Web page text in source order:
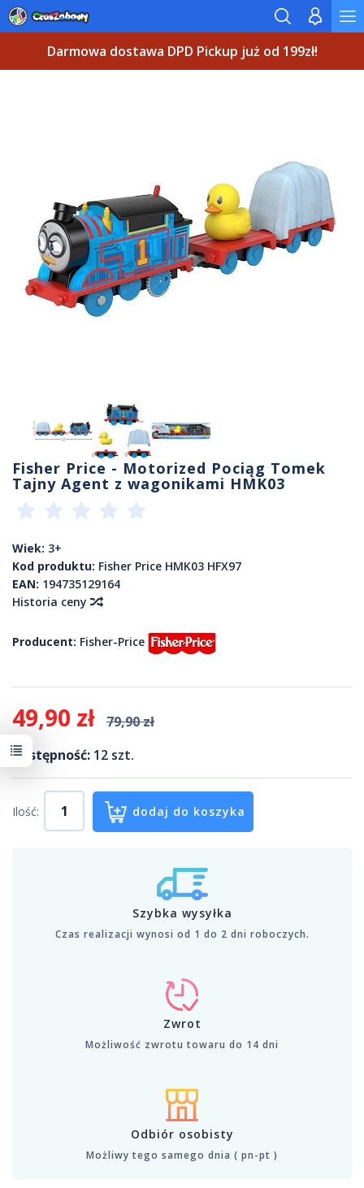
Darmowa dostawa DPD Pickup już od 199zł!
Fisher Price - Motorized Pociąg Tomek
Tajny Agent z wagonikami HMK03
Wiek: 3+
Kod produktu: Fisher Price HMK03 HFX97
EAN: 194735129164
Historia ceny
Producent: Fisher-Price
49,90 zł
79,90 zł
Dostępność: 12 szt.
Ilość: dodaj do koszyka
Szybka wysyłka
Czas realizacji wynosi od 1 do 2 dni roboczych.
Zwrot
Możliwość zwrotu towaru do 14 dni
Odbiór osobisty
Możliwy tego samego dnia ( pn-pt )